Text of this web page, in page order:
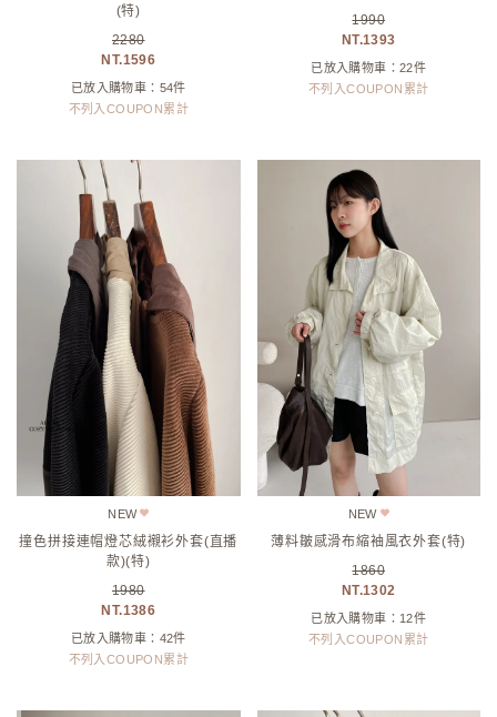
(特)
2280
1596
已放入購物車：54件
不列入COUPON累計
1990
1393
已放入購物車：22件
不列入COUPON累計
NEW
撞色拼接連帽燈芯絨襯衫外套(直播
款)(特)
1980
1386
已放入購物車：42件
不列入COUPON累計
NEW
薄料皺感滑布縮袖風衣外套(特)
1860
1302
已放入購物車：12件
不列入COUPON累計